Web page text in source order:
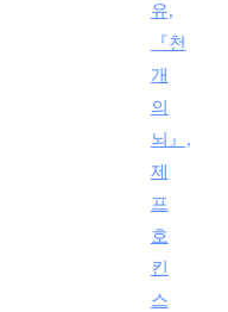
유,
『천
개
의
뇌』,
제
프
호
킨
스